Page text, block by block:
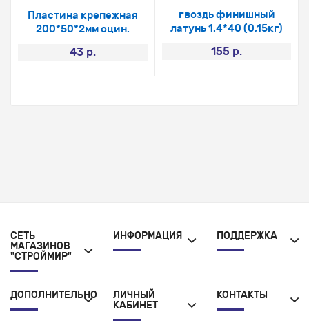
Пластина крепежная
200*50*2мм оцин.
43 р.
гвоздь финишный
латунь 1.4*40 (0,15кг)
155 р.
СЕТЬ
МАГАЗИНОВ
"СТРОЙМИР"
ИНФОРМАЦИЯ ПОДДЕРЖКА
ДОПОЛНИТЕЛЬНО
ЛИЧНЫЙ
КАБИНЕТ
КОНТАКТЫ